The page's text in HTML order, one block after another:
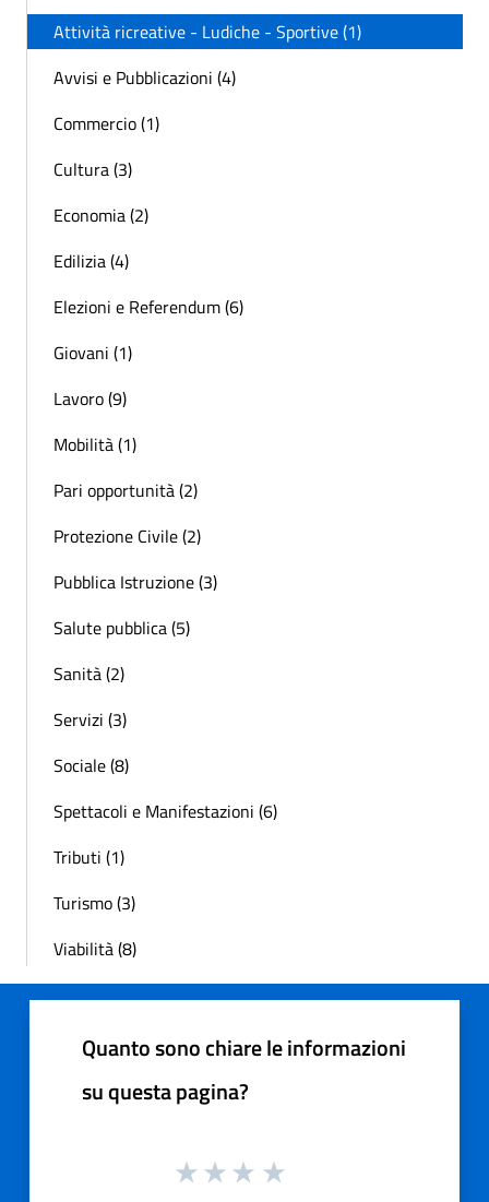
Attività ricreative - Ludiche - Sportive (1)
Avvisi e Pubblicazioni (4)
Commercio (1)
Cultura (3)
Economia (2)
Edilizia (4)
Elezioni e Referendum (6)
Giovani (1)
Lavoro (9)
Mobilità (1)
Pari opportunità (2)
Protezione Civile (2)
Pubblica Istruzione (3)
Salute pubblica (5)
Sanità (2)
Servizi (3)
Sociale (8)
Spettacoli e Manifestazioni (6)
Tributi (1)
Turismo (3)
Viabilità (8)
Quanto sono chiare le informazioni
su questa pagina?